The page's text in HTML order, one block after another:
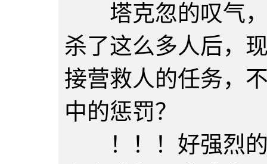
塔克忽的叹气，
杀了这么多人后，
接营救人的任务，
中的惩罚？
！！！好强烈的